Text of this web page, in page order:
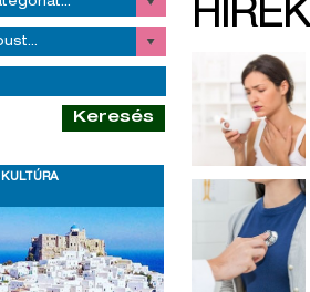
Keresés
KULTÚRA
HÍREK